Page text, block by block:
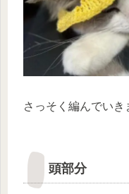
さっそく編んでいき
頭部分